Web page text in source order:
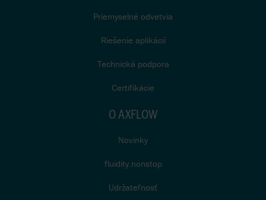
Priemyselné odvetvia
Riešenie aplikácií
Technická podpora
Certifikácie
O AXFLOW
Novinky
fluidity.nonstop
Udržateľnosť